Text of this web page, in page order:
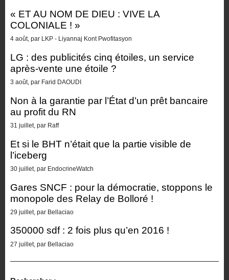
« ET AU NOM DE DIEU : VIVE LA
COLONIALE ! »
4 août, par LKP - Liyannaj Kont Pwofitasyon
LG : des publicités cinq étoiles, un service
après-vente une étoile ?
3 août, par Farid DAOUDI
Non à la garantie par l’État d’un prêt bancaire
au profit du RN
31 juillet, par Raff
Et si le BHT n’était que la partie visible de
l’iceberg
30 juillet, par EndocrineWatch
Gares SNCF : pour la démocratie, stoppons le
monopole des Relay de Bolloré !
29 juillet, par Bellaciao
350000 sdf : 2 fois plus qu’en 2016 !
27 juillet, par Bellaciao